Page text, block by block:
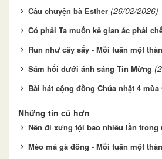
Câu chuyện bà Esther (26/02/2026)
Có phải Ta muốn kẻ gian ác phải
Run như cầy sấy - Mỗi tuần một
Sám hối dưới ánh sáng Tin Mừng
Bài hát cộng đồng Chúa nhật 4 mùa
Những tin cũ hơn
Nên đi xưng tội bao nhiêu lần trong
Mèo mả gà đồng - Mỗi tuần một